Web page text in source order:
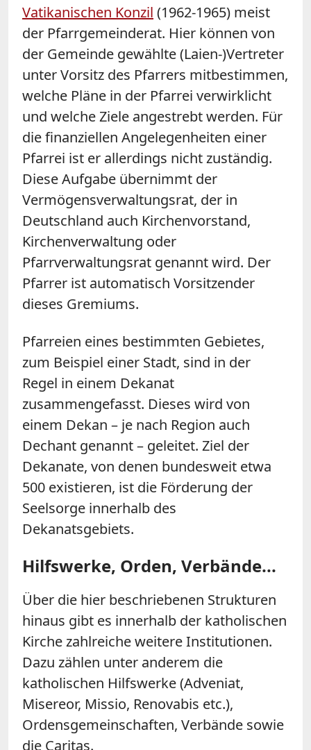
Vatikanischen Konzil (1962-1965) meist
der Pfarrgemeinderat. Hier können von
der Gemeinde gewählte (Laien-)Vertreter
unter Vorsitz des Pfarrers mitbestimmen,
welche Pläne in der Pfarrei verwirklicht
und welche Ziele angestrebt werden. Für
die finanziellen Angelegenheiten einer
Pfarrei ist er allerdings nicht zuständig.
Diese Aufgabe übernimmt der
Vermögensverwaltungsrat, der in
Deutschland auch Kirchenvorstand,
Kirchenverwaltung oder
Pfarrverwaltungsrat genannt wird. Der
Pfarrer ist automatisch Vorsitzender
dieses Gremiums.
Pfarreien eines bestimmten Gebietes,
zum Beispiel einer Stadt, sind in der
Regel in einem Dekanat
zusammengefasst. Dieses wird von
einem Dekan – je nach Region auch
Dechant genannt – geleitet. Ziel der
Dekanate, von denen bundesweit etwa
500 existieren, ist die Förderung der
Seelsorge innerhalb des
Dekanatsgebiets.
Hilfswerke, Orden, Verbände...
Über die hier beschriebenen Strukturen
hinaus gibt es innerhalb der katholischen
Kirche zahlreiche weitere Institutionen.
Dazu zählen unter anderem die
katholischen Hilfswerke (Adveniat,
Misereor, Missio, Renovabis etc.),
Ordensgemeinschaften, Verbände sowie
die Caritas.